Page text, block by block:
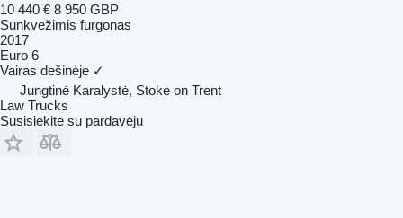
10 440 € 8 950 GBP
Sunkvežimis furgonas
2017
Euro 6
Vairas dešinėje ✓
Jungtinė Karalystė, Stoke on Trent
Law Trucks
Susisiekite su pardavėju